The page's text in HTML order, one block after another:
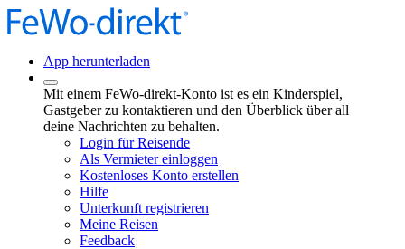
App herunterladen
Mit einem FeWo-direkt-Konto ist es ein Kinderspiel,
Gastgeber zu kontaktieren und den Überblick über all
deine Nachrichten zu behalten.
Login für Reisende
Als Vermieter einloggen
Kostenloses Konto erstellen
Hilfe
Unterkunft registrieren
Meine Reisen
Feedback